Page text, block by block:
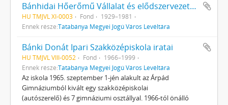
Bánhidai Hőerőmű Vállalat és elődszervezeteinek helytörténeti gyűjteménye
HU TMJVL XI-0003 Fond
1929–1981
Ennek része:Tatabánya Megyei Jogú Város Levéltára
Bánki Donát Ipari Szakközépiskola iratai
HU TMJVL VIII-0052 Fond
1966–1999
Ennek része:Tatabánya Megyei Jogú Város Levéltára
Az iskola 1965. szeptember 1-jén alakult az Árpád
Gimnáziumból kivált egy szakközépiskolai
(autószerelő) és 7 gimnáziumi osztállyal. 1966-tól önálló